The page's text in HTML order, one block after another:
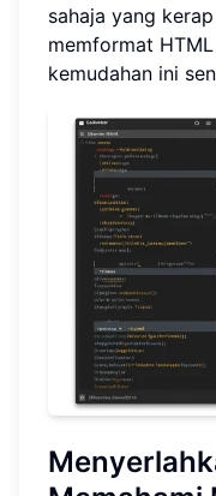
sahaja yang
memformat
kemudahan ini